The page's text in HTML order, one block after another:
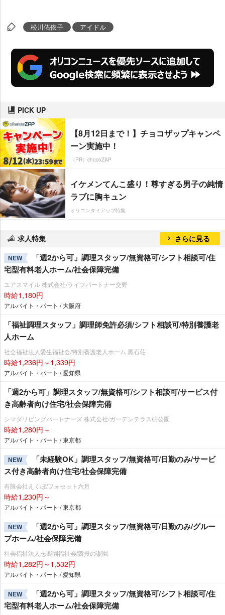
松川佑依子 アイドル
PICK UP
【8月12日まで！】チョコザップキャンペ
ーン実施中！
（PR）chocoZAP
イケメンてんこ盛り！尊すぎる男子の純情
ラブに胸キュン
オリコンタイアップ特集
求人特集 さらに見る
NEW
「週2から可」調理スタッフ/無資格可/シフト相談可/住
宅型有料老人ホーム/社会保障完備
ユアスマイル 株式会社/ライフパートナー交野
時給1,180円
アルバイト・パート / 大阪府
「福祉調理スタッフ」調理師免許必須/シフト相談可/特別養護老
人ホーム
社会福祉法人愛生福祉会/特別養護老人ホーム 黒石荘
時給1,236円～1,339円
アルバイト・パート / 愛知県
「週2から可」調理スタッフ/無資格可/シフト相談可/サービス付
き高齢者向け住宅/社会保障完備
シマダリビングパートナーズ 株式会社/ガーデンテラス砧公園
時給1,280円～
アルバイト・パート / 東京都
NEW
「未経験OK」調理スタッフ/無資格可/日勤のみ/サービ
ス付き高齢者向け住宅/社会保障完備
有限会社えくぼ/フォセット六月
時給1,230円～
アルバイト・パート / 東京都
NEW
「週2から可」調理スタッフ/無資格可/日勤のみ/グルー
プホーム/社会保障完備
社会福祉法人志楽園福祉会/猿投の楽園
時給1,282円～1,532円
アルバイト・パート / 愛知県
NEW
「週2から可」調理スタッフ/無資格可/シフト相談可/住
宅型有料老人ホーム/社会保障完備